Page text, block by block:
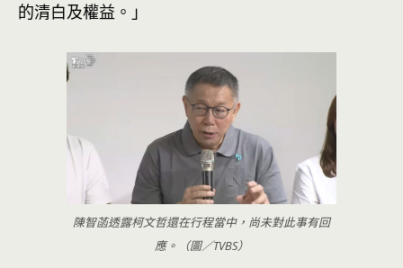
的清白及權益。」
陳智菡透露柯文哲還在行程當中，尚未對此事有回
應。（圖／TVBS）